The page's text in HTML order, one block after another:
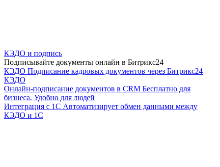
КЭДО и подпись
Подписывайте документы онлайн в Битрикс24
КЭДО Подписание кадровых документов через Битрикс24
КЭДО
Онлайн-подписание документов в CRM Бесплатно для
бизнеса. Удобно для людей
Интеграция с 1С Автоматизирует обмен данными между
КЭДО и 1С